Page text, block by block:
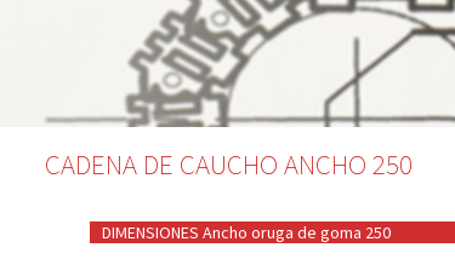
CADENA DE CAUCHO ANCHO 250
DIMENSIONES Ancho oruga de goma 250